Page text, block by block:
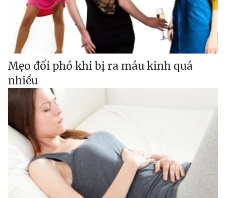
Mẹo đối phó khi bị ra máu kinh quá
nhiều